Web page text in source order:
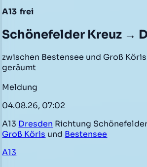
A13 frei
Schönefelder Kreuz →
zwischen Bestensee und Groß
geräumt
Meldung
04.08.26, 07:02
A13 Dresden Richtung
Groß Köris und Bestensee
A13